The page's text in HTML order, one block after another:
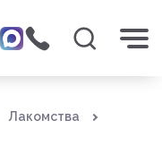
Лакомства